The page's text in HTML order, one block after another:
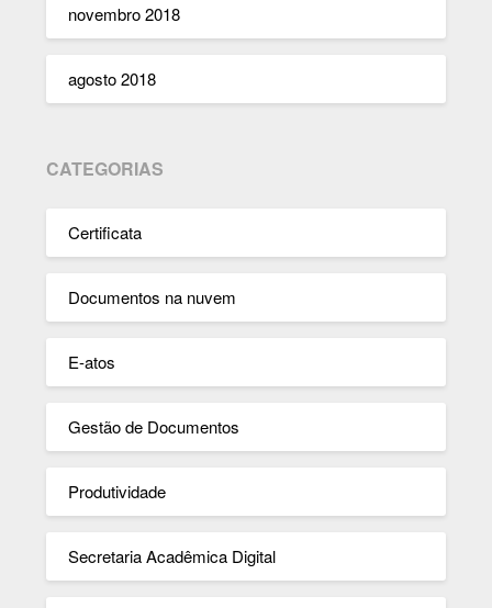
novembro 2018
agosto 2018
CATEGORIAS
Certificata
Documentos na nuvem
E-atos
Gestão de Documentos
Produtividade
Secretaria Acadêmica Digital